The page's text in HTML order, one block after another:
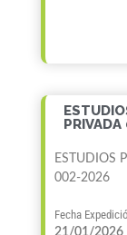
ESTUDIOS
002-2026
Fecha